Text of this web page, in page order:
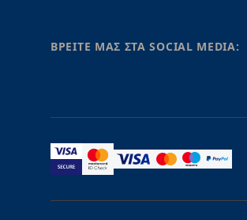
ΒΡΕΙΤΕ ΜΑΣ ΣΤΑ SOCIAL MEDIA: